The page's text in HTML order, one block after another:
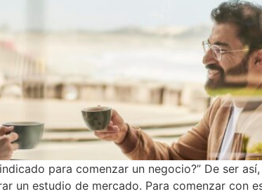
para comenzar un negocio?” De ser
un estudio de mercado. Para comenzar con